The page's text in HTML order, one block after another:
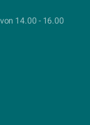
14.00 - 16.00